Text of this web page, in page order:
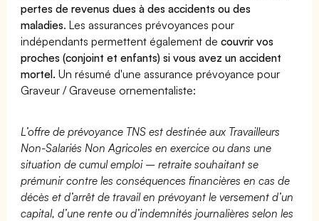
pertes de revenus dues à des accidents ou des
maladies. Les assurances prévoyances pour
indépendants permettent également decouvrir vos
proches (conjoint et enfants) si vous avez un accident
mortel. Un résumé d'une assurance prévoyance pour
Graveur / Graveuse ornementaliste:
L’offre de prévoyance TNS est destinée aux Travailleurs
Non-Salariés Non Agricoles en exercice ou dans une
situation de cumul emploi – retraite souhaitant se
prémunir contre les conséquences financières en cas de
décès et d’arrêt de travail en prévoyant le versement d’un
capital, d’une rente ou d’indemnités journalières selon les